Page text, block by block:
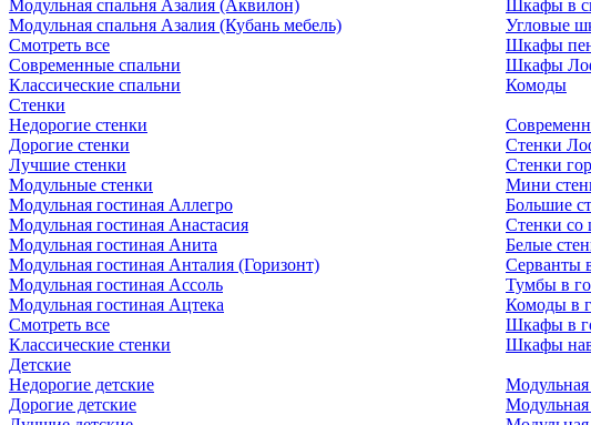
Модульная спальня Азалия (Аквилон)
Модульная спальня Азалия (Кубань мебель)
Смотреть все
Современные спальни
Классические спальни
Шкафы в
Угловые
Шкафы
Шкафы
Комоды
Стенки
Недорогие стенки
Дорогие стенки
Лучшие стенки
Модульные стенки
Модульная гостиная Аллегро
Модульная гостиная Анастасия
Модульная гостиная Анита
Модульная гостиная Анталия (Горизонт)
Модульная гостиная Ассоль
Модульная гостиная Ацтека
Смотреть все
Классические стенки
Стенки
Стенки
Мини
Большие
Стенки со
Белые
Серванты
Тумбы в
Комоды в
Шкафы в
Шкафы
Детские
Недорогие детские
Дорогие детские
Модульная
Модульная